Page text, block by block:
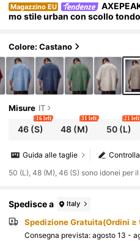
Magazzino EU
mo stile urban con scollo
Colore: Castano
Misure IT
46(S)
16 left
48 (M)
31 left
50(L)
21 left
Guida alle taglie
50 (L), 48 (M), 46 (S) sono idonei per
Spedisce a Italy
Spedizione Gratuita(Ordini ≥
Consegna prevista: agosto 13 -